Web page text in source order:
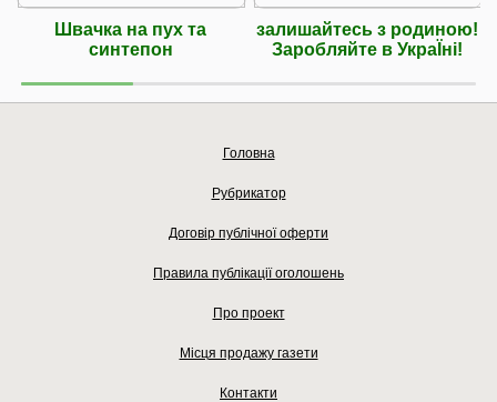
Швачка на пух та
синтепон
залишайтесь з родиною!
Заробляйте в УкраЇні!
Головна
Рубрикатор
Договір публічної оферти
Правила публікації оголошень
Про проект
Місця продажу газети
Контакти